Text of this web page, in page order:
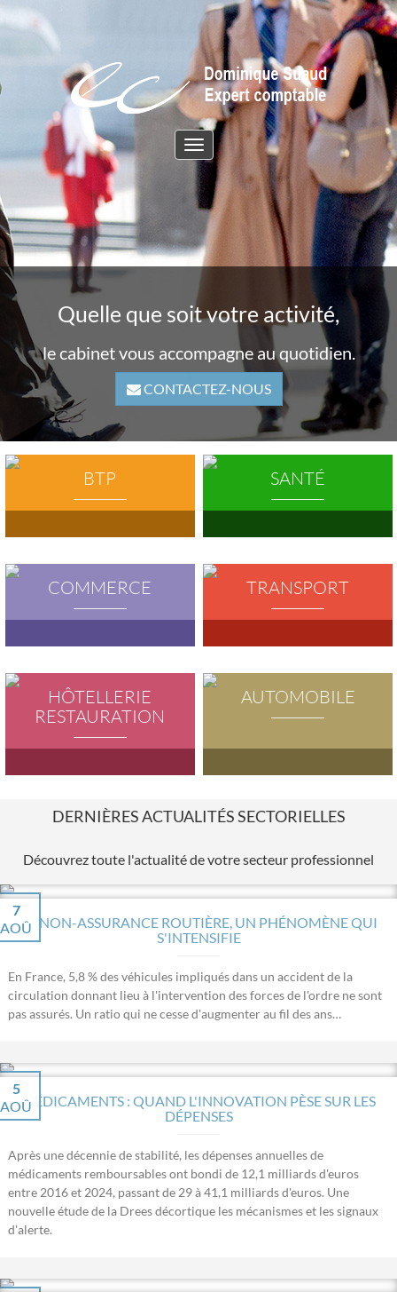
Toggle
navigation
Quelle que soit votre activité,
le cabinet vous accompagne au quotidien.
CONTACTEZ-NOUS
BTP SANTÉ
COMMERCE TRANSPORT
HÔTELLERIE
RESTAURATION
AUTOMOBILE
DERNIÈRES ACTUALITÉS SECTORIELLES
Découvrez toute l'actualité de votre secteur professionnel
LA NON-ASSURANCE ROUTIÈRE, UN PHÉNOMÈNE QUI
S'INTENSIFIE
7
AOÛ
En France, 5,8 % des véhicules impliqués dans un accident de la
circulation donnant lieu à l'intervention des forces de l'ordre ne sont
pas assurés. Un ratio qui ne cesse d'augmenter au fil des ans…
MÉDICAMENTS : QUAND L'INNOVATION PÈSE SUR LES
DÉPENSES
5
AOÛ
Après une décennie de stabilité, les dépenses annuelles de
médicaments remboursables ont bondi de 12,1 milliards d'euros
entre 2016 et 2024, passant de 29 à 41,1 milliards d'euros. Une
nouvelle étude de la Drees décortique les mécanismes et les signaux
d'alerte.